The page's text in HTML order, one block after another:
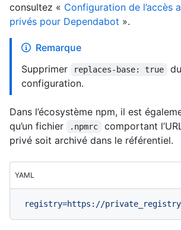
consultez « Configuration de l’accès
privés pour Dependabot ».
Remarque
Supprimer
replaces-base: true
configuration.
Dans l’écosystème npm, il est
qu’un fichier
.npmrc
comportant
privé soit archivé dans le référentiel.
YAML
registry=https://